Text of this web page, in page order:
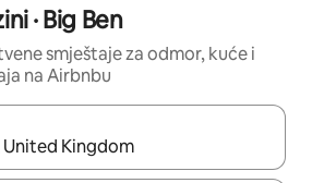
· Big Ben
smještaje za odmor, kuće i
na Airbnbu
rezultati, moći ćete ih pregledati